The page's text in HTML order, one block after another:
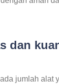
dan
jumlah alat